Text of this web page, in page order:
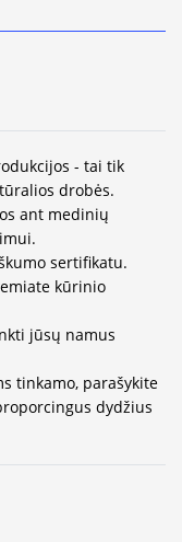
- tai tik
drobės.
ant medinių
sertifikatu.
kūrinio
jūsų namus
tinkamo, parašykite
dydžius